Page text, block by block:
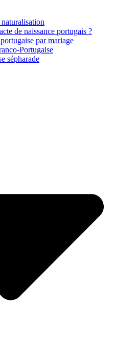
de naissance portugais ?
par mariage
Portugaise
sépharade